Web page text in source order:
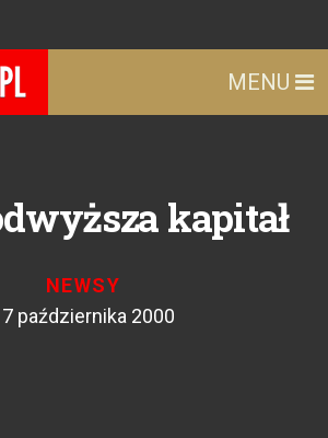
MENU
kapitał
NEWSY
października 2000